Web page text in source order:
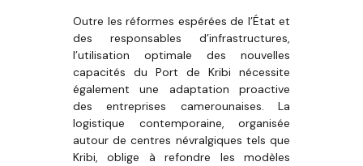
Outre les réformes espérées de l’État et
des responsables d’infrastructures,
l’utilisation optimale des nouvelles
capacités du Port de Kribi nécessite
également une adaptation proactive
des entreprises camerounaises. La
logistique contemporaine, organisée
autour de centres névralgiques tels que
Kribi, oblige à refondre les modèles